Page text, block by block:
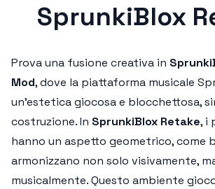
SprunkiBlox
Prova una fusione creativa in
Mod, dove la piattaforma musicale
un'estetica giocosa e blocchettosa,
costruzione. In SprunkiBlox Retake, i
hanno un aspetto geometrico, come
armonizzano non solo visivamente,
musicalmente. Questo ambiente